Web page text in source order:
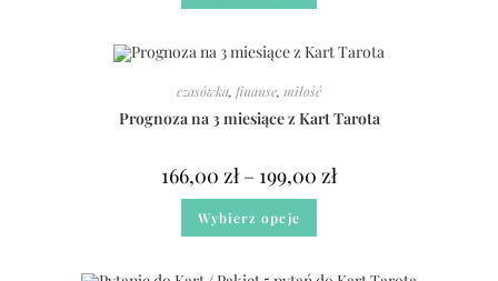
czasówka, finanse, miłość
Prognoza na 3 miesiące z Kart Tarota
166,00 zł – 199,00 zł
Wybierz opcje